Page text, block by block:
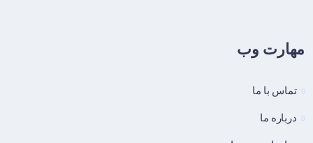
مهارت وب
تماس با ما
درباره ما